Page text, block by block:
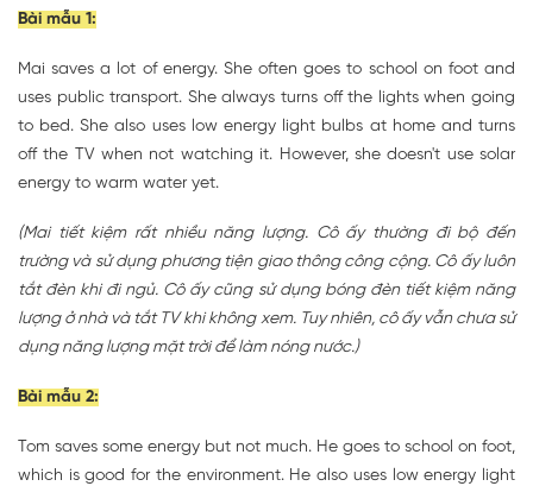
Bài mẫu 1:
Mai saves a lot of energy. She often goes to school on foot and
uses public transport. She always turns off the lights when going
to bed. She also uses low energy light bulbs at home and turns
off the TV when not watching it. However, she doesn't use solar
energy to warm water yet.
(Mai tiết kiệm rất nhiều năng lượng. Cô ấy thường đi bộ đến
trường và sử dụng phương tiện giao thông công cộng. Cô ấy luôn
tắt đèn khi đi ngủ. Cô ấy cũng sử dụng bóng đèn tiết kiệm năng
lượng ở nhà và tắt TV khi không xem. Tuy nhiên, cô ấy vẫn chưa sử
dụng năng lượng mặt trời để làm nóng nước.)
Bài mẫu 2:
Tom saves some energy but not much. He goes to school on foot,
which is good for the environment. He also uses low energy light